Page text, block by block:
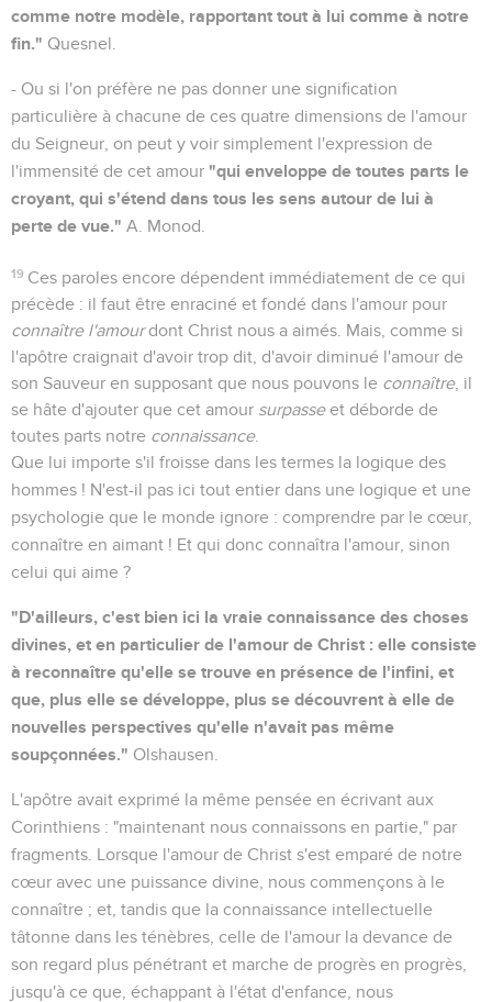
comme notre modèle, rapportant tout à lui comme à notre
fin." Quesnel.
- Ou si l'on préfère ne pas donner une signification
particulière à chacune de ces quatre dimensions de l'amour
du Seigneur, on peut y voir simplement l'expression de
l'immensité de cet amour "qui enveloppe de toutes parts le
croyant, qui s'étend dans tous les sens autour de lui à
perte de vue." A. Monod.
19 Ces paroles encore dépendent immédiatement de ce qui
précède : il faut être enraciné et fondé dans l'amour pour
connaître l'amourdont Christ nous a aimés. Mais, comme si
l'apôtre craignait d'avoir trop dit, d'avoir diminué l'amour de
son Sauveur en supposant que nous pouvons le connaître, il
se hâte d'ajouter que cet amour surpasseet déborde de
toutes parts notre connaissance.
Que lui importe s'il froisse dans les termes la logique des
hommes ! N'est-il pas ici tout entier dans une logique et une
psychologie que le monde ignore : comprendre par le cœur,
connaître en aimant ! Et qui donc connaîtra l'amour, sinon
celui qui aime ?
"D'ailleurs, c'est bien ici la vraie connaissance des choses
divines, et en particulier de l'amour de Christ : elle consiste
à reconnaître qu'elle se trouve en présence de l'infini, et
que, plus elle se développe, plus se découvrent à elle de
nouvelles perspectives qu'elle n'avait pas même
soupçonnées." Olshausen.
L'apôtre avait exprimé la même pensée en écrivant aux
Corinthiens : "maintenant nous connaissons en partie," par
fragments. Lorsque l'amour de Christ s'est emparé de notre
cœur avec une puissance divine, nous commençons à le
connaître ; et, tandis que la connaissance intellectuelle
tâtonne dans les ténèbres, celle de l'amour la devance de
son regard plus pénétrant et marche de progrès en progrès,
jusqu'à ce que, échappant à l'état d'enfance, nous